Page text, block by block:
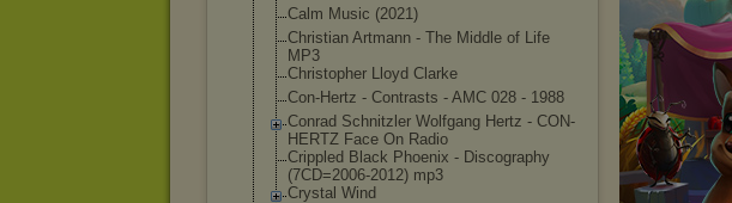
Calm Music (2021)
Christian Artmann - The Middle of Life
MP3
Christopher Lloyd Clarke
Con-Hertz - Contrasts - AMC 028 - 1988
Conrad Schnitzler Wolfgang Hertz - CON-
HERTZ Face On Radio
Crippled Black Phoenix - Discography
(7CD=2006-2012) mp3
Crystal Wind